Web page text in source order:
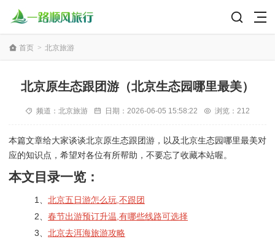
首页 > 北京旅游
北京原生态跟团游（北京生态园哪里最美）
频道： 北京旅游 日期： 2026-06-05 15:58:22 浏览：212
本篇文章给大家谈谈北京原生态跟团游，以及北京生态园哪里最美对
应的知识点，希望对各位有所帮助，不要忘了收藏本站喔。
本文目录一览：
1、 北京五日游怎么玩,不跟团
2、 春节出游预订升温,有哪些线路可选择
3、 北京去洱海旅游攻略